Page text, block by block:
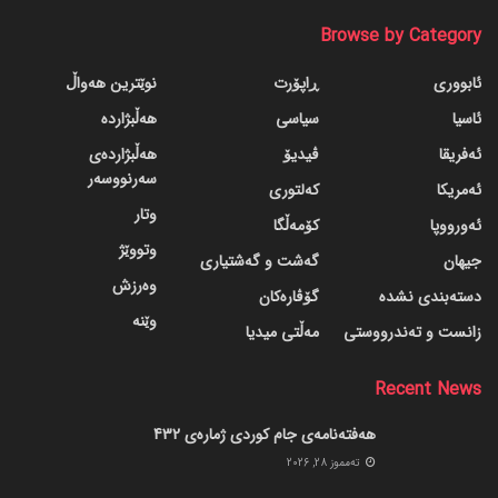
Browse by Category
ئابووری
ئاسیا
ئەفریقا
ئەمریکا
ئەورووپا
جیهان
دسته‌بندی نشده
زانست و تەندرووستی
ڕاپۆرت
سیاسی
ڤیدیۆ
کەلتوری
کۆمەڵگا
گه‌شت و گه‌شتیاری
گۆڤاره‌کان
مەڵتی میدیا
نوێترین هەواڵ
هەڵبژاردە
هەڵبژاردەی
سەرنووسەر
وتار
وتووێژ
وەرزش
وێنە
Recent News
هەفتەنامەی جام کوردی ژمارەی 432
ته‌مموز 28, 2026